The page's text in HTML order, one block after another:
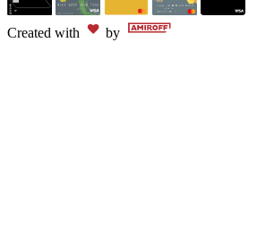
Created with by